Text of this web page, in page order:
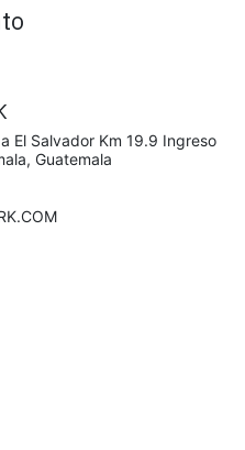
El Salvador Km 19.9 Ingreso
Guatemala